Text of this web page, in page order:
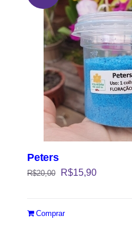
Peters
R$20,00 R$15,90
Comprar